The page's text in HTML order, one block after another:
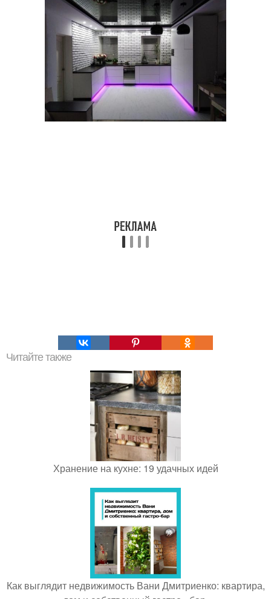
Читайте также
Хранение на кухне: 19 удачных идей
Как выглядит недвижимость Вани Дмитриенко: квартира,